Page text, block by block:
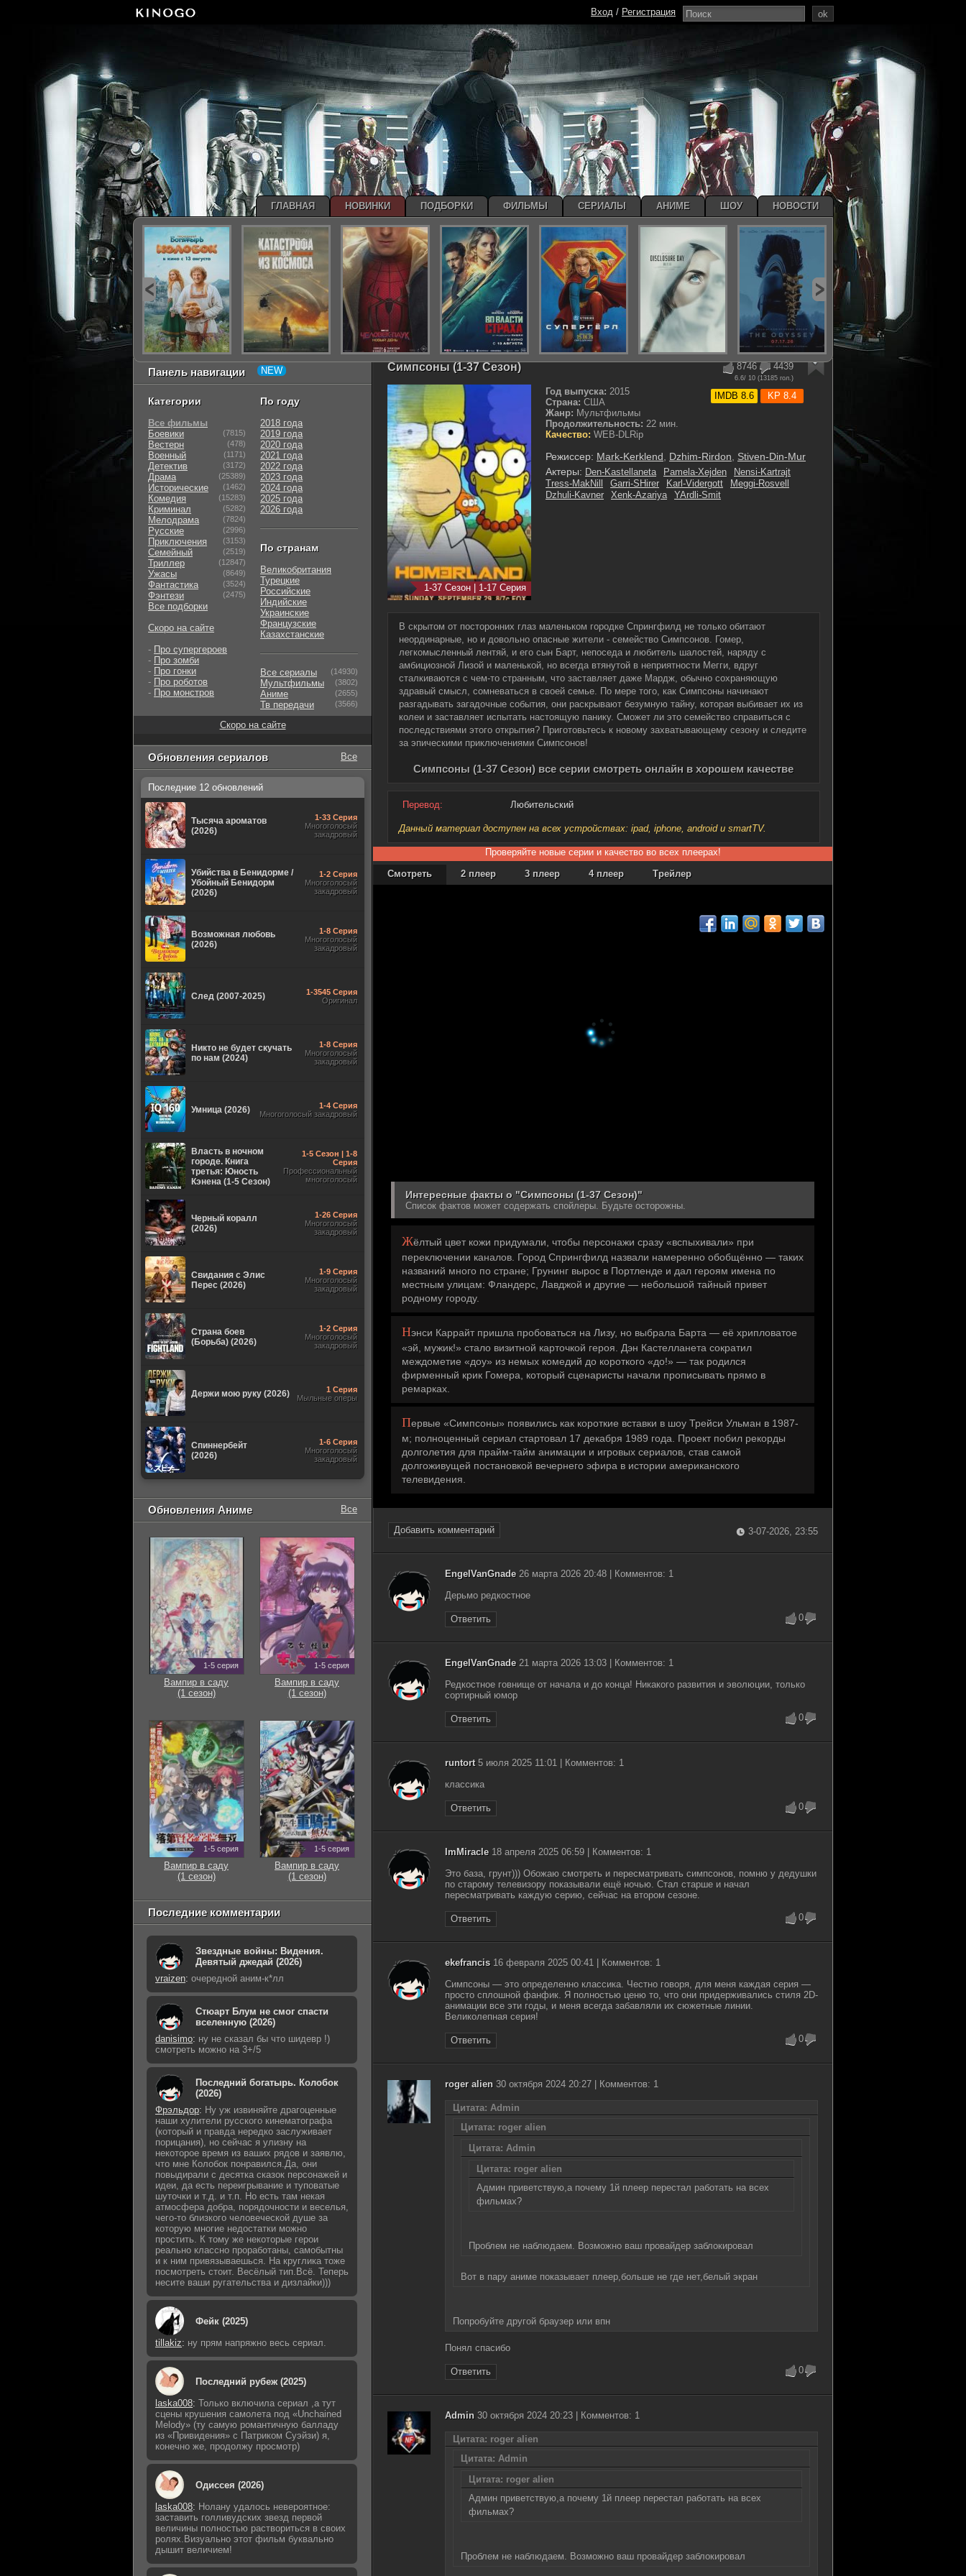
8746 4439
6.6/ 10 (13185 гол.)
IMDB 8.6 KP 8.4
Симпсоны (1-37 Сезон)
1-37 Сезон | 1-17 Серия
Год выпуска: 2015
Страна: США
Жанр: Мультфильмы
Продолжительность: 22 мин.
Качество: WEB-DLRip
Режиссер: Mark-Kerklend Dzhim-Rirdon
Stiven-Din-Mur
Актеры: Den-Kastellaneta Pamela-Xejden
Nensi-Kartrajt
Tress-MakNill
Garri-SHirer Karl-Vidergott
Meggi-Rosvell
Dzhuli-Kavner
Xenk-Azariya YArdli-Smit
В скрытом от посторонних глаз маленьком городке Спрингфилд не только обитают
неординарные, но и довольно опасные жители - семейство Симпсонов. Гомер,
легкомысленный лентяй, и его сын Барт, непоседа и любитель шалостей, наряду с
амбициозной Лизой и маленькой, но всегда втянутой в неприятности Мегги, вдруг
сталкиваются с чем-то странным, что заставляет даже Мардж, обычно сохраняющую
здравый смысл, сомневаться в своей семье. По мере того, как Симпсоны начинают
разгадывать загадочные события, они раскрывают безумную тайну, которая выбивает их из
колеи и заставляет испытать настоящую панику. Сможет ли это семейство справиться с
последствиями этого открытия? Приготовьтесь к новому захватывающему сезону и следите
за эпическими приключениями Симпсонов!
Симпсоны (1-37 Сезон) все серии смотреть онлайн в хорошем качестве
Перевод: Любительский
Данный материал доступен на всех устройствах: ipad, iphone, android и smartTV.
Проверяйте новые серии и качество во всех плеерах!
Смотреть
2 плеер 3 плеер 4 плеер Трейлер
Интересные факты о "Симпсоны (1-37 Сезон)"
Список фактов может содержать спойлеры. Будьте осторожны.
Жёлтый цвет кожи придумали, чтобы персонажи сразу «вспыхивали» при
переключении каналов. Город Спрингфилд назвали намеренно обобщённо — таких
названий много по стране; Грунинг вырос в Портленде и дал героям имена по
местным улицам: Фландерс, Лавджой и другие — небольшой тайный привет
родному городу.
Нэнси Каррайт пришла пробоваться на Лизу, но выбрала Барта — её хрипловатое
«эй, мужик!» стало визитной карточкой героя. Дэн Кастелланета сократил
междометие «доу» из немых комедий до короткого «до!» — так родился
фирменный крик Гомера, который сценаристы начали прописывать прямо в
ремарках.
Первые «Симпсоны» появились как короткие вставки в шоу Трейси Ульман в 1987-
м; полноценный сериал стартовал 17 декабря 1989 года. Проект побил рекорды
долголетия для прайм-тайм анимации и игровых сериалов, став самой
долгоживущей постановкой вечернего эфира в истории американского
телевидения.
Добавить комментарий 3-07-2026, 23:55
EngelVanGnade26 марта 2026 20:48 | Комментов: 1
Дерьмо редкостное
Ответить 0
EngelVanGnade21 марта 2026 13:03 | Комментов: 1
Редкостное говнище от начала и до конца! Никакого развития и эволюции, только
сортирный юмор
Ответить 0
runtort5 июля 2025 11:01 | Комментов: 1
классика
Ответить 0
ImMiracle18 апреля 2025 06:59 | Комментов: 1
Это база, грунт))) Обожаю смотреть и пересматривать симпсонов, помню у дедушки
по старому телевизору показывали ещё ночью. Стал старше и начал
пересматривать каждую серию, сейчас на втором сезоне.
Ответить 0
ekefrancis16 февраля 2025 00:41 | Комментов: 1
Симпсоны — это определенно классика. Честно говоря, для меня каждая серия —
просто сплошной фанфик. Я полностью ценю то, что они придерживались стиля 2D-
анимации все эти годы, и меня всегда забавляли их сюжетные линии.
Великолепная серия!
Ответить 0
roger alien 30 октября 2024 20:27 | Комментов: 1
Цитата: Admin
Цитата: roger alien
Цитата: Admin
Цитата: roger alien
Админ приветствую,а почему 1й плеер перестал работать на всех
фильмах?
Проблем не наблюдаем. Возможно ваш провайдер заблокировал
Вот в пару аниме показывает плеер,больше не где нет,белый экран
Попробуйте другой браузер или впн
Понял спасибо
Ответить 0
Admin 30 октября 2024 20:23 | Комментов: 1
Цитата: roger alien
Цитата: Admin
Цитата: roger alien
Админ приветствую,а почему 1й плеер перестал работать на всех
фильмах?
Проблем не наблюдаем. Возможно ваш провайдер заблокировал
Панель навигации
Категории
Все фильмы
Боевики
(7815)
Вестерн (478)
Военный (1171)
Детектив (3172)
Драма (25389)
Исторические (1462)
Комедия (15283)
Криминал (5282)
Мелодрама (7824)
Русские (2996)
Приключения (3153)
Семейный (2519)
Триллер (12847)
Ужасы (8649)
Фантастика (3524)
Фэнтези (2475)
Все подборки
Скоро на сайте
- Про супергероев
- Про зомби
- Про гонки
- Про роботов
- Про монстров
По году
2018 года
2019 года
2020 года
2021 года
2022 года
2023 года
2024 года
2025 года
2026 года
По странам
Великобритания
Турецкие
Российские
Индийские
Украинские
Французские
Казахстанские
Все сериалы (14930)
Мультфильмы (3802)
Аниме (2655)
Тв передачи (3566)
Скоро на сайте
Обновления сериалов Все
Последние 12 обновлений
Тысяча ароматов
(2026)
1-33 Серия
Многоголосый
закадровый
Убийства в Бенидорме /
Убойный Бенидорм
(2026)
1-2 Серия
Многоголосый
закадровый
Возможная любовь
(2026)
1-8 Серия
Многоголосый
закадровый
След (2007-2025)
1-3545 Серия
Оригинал
Никто не будет скучать
по нам (2024)
1-8 Серия
Многоголосый
закадровый
Умница (2026)
1-4 Серия
Многоголосый закадровый
Власть в ночном
городе. Книга
третья: Юность
Кэнена (1-5 Сезон)
1-5 Сезон | 1-8
Серия
Профессиональный
многоголосый
Черный коралл
(2026)
1-26 Серия
Многоголосый
закадровый
Свидания с Элис
Перес (2026)
1-9 Серия
Многоголосый
закадровый
Страна боев
(Борьба) (2026)
1-2 Серия
Многоголосый
закадровый
Держи мою руку (2026)
1 Серия
Мыльные оперы
Спиннербейт
(2026)
1-6 Серия
Многоголосый
закадровый
Обновления Аниме Все
1-5 серия
Вампир в саду
(1 сезон)
1-5 серия
Вампир в саду
(1 сезон)
1-5 серия
Вампир в саду
(1 сезон)
1-5 серия
Вампир в саду
(1 сезон)
Последние комментарии
Звездные войны: Видения.
Девятый джедай (2026)
vraizen: очередной аним-к*лл
Стюарт Блум не смог спасти
вселенную (2026)
danisimo: ну не сказал бы что шидевр !)
смотреть можно на 3+/5
Последний богатырь. Колобок
(2026)
Фрэльдор: Ну уж извиняйте драгоценные
наши хулители русского кинематографа
(который и правда нередко заслуживает
порицания), но сейчас я улизну на
некоторое время из ваших рядов и заявлю,
что мне Колобок понравился.Да, они
повыдирали с десятка сказок персонажей и
идеи, да есть переигрывание и туповатые
шуточки и т.д. и т.п. Но есть там некая
атмосфера добра, порядочности и веселья,
чего-то близкого человеческой душе за
которую многие недостатки можно
простить. К тому же некоторые герои
реально классно проработаны, самобытны
и к ним привязываешься. На круглика тоже
посмотреть стоит. Весёлый тип.Всё. Теперь
несите ваши ругательства и дизлайки)))
Фейк (2025)
tillakiz: ну прям напряжно весь сериал.
Последний рубеж (2025)
laska008: Только включила сериал ,а тут
сцены крушения самолета под «Unchained
Melody» (ту самую романтичную балладу
из «Привидения» с Патриком Суэйзи) я,
конечно же, продолжу просмотр)
Одиссея (2026)
laska008: Нолану удалось невероятное:
заставить голливудских звезд первой
величины полностью раствориться в своих
ролях.Визуально этот фильм буквально
дышит величием!
ok
Вход / Регистрация
ГЛАВНАЯ НОВИНКИ ПОДБОРКИ ФИЛЬМЫ СЕРИАЛЫ АНИМЕ ШОУ НОВОСТИ